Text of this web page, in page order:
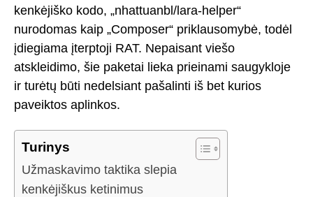
kenkėjiško kodo, „nhattuanbl/lara-helper“
nurodomas kaip „Composer“ priklausomybė, todėl
įdiegiama įterptoji RAT. Nepaisant viešo
atskleidimo, šie paketai lieka prieinami saugykloje
ir turėtų būti nedelsiant pašalinti iš bet kurios
paveiktos aplinkos.
Turinys
Užmaskavimo taktika slepia
kenkėjiškus ketinimus